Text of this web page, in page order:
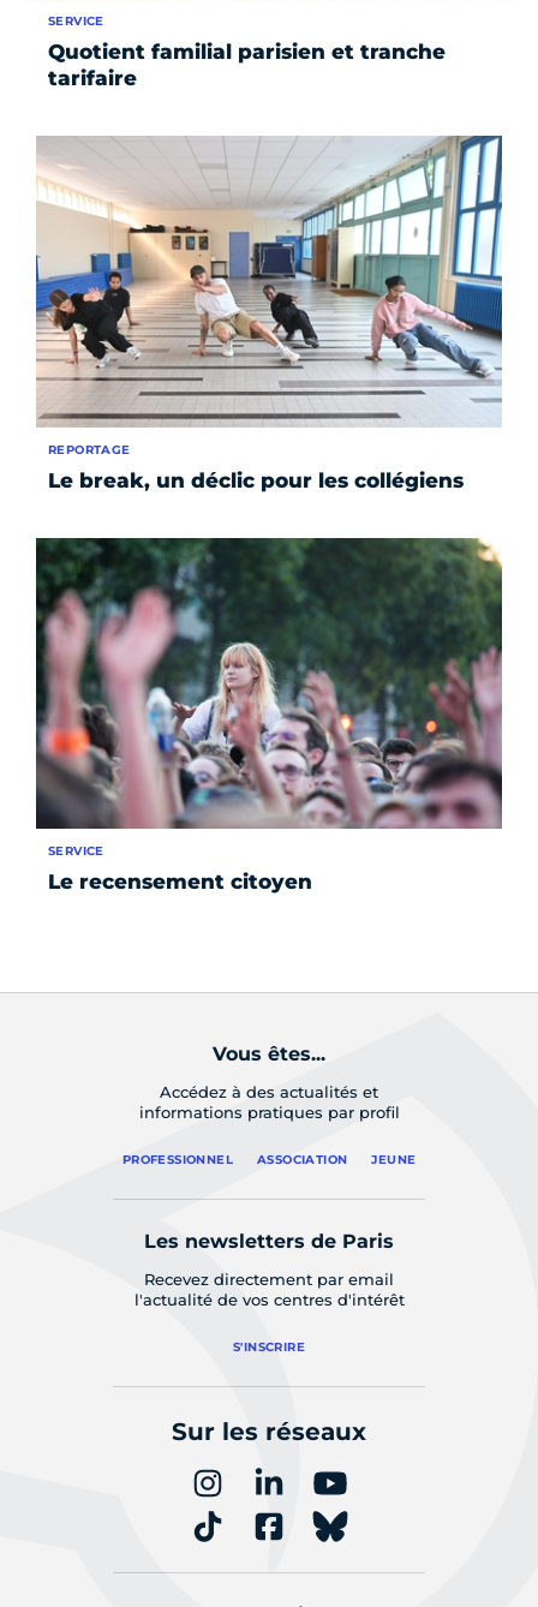
Quotient familial parisien et tranche
tarifaire
SERVICE
Le break, un déclic pour les collégiens
REPORTAGE
Le recensement citoyen
SERVICE
Vous êtes...
Accédez à des actualités et
informations pratiques par profil
PROFESSIONNEL ASSOCIATION JEUNE
Les newsletters de Paris
Recevez directement par email
l'actualité de vos centres d'intérêt
S'INSCRIRE
Sur les réseaux